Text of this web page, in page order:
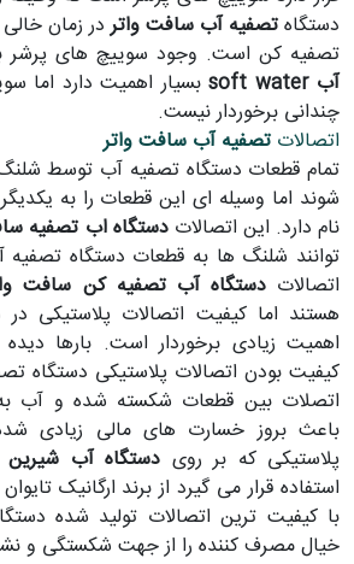
دستگاهتصفیه آب سافت واتردر زمان
تصفیه کن است. وجود سوییچ های پرشر
آب soft water
بسیار اهمیت دارد اما
چندانی برخوردار نیست.
اتصالات تصفیه آب سافت واتر
تمام قطعات دستگاه تصفیه آب توسط
شوند اما وسیله ای این قطعات را به
نام دارد. این اتصالاتدستگاه اب تصفیه
توانند شلنگ ها به قطعات دستگاه
اتصالاتدستگاه آب تصفیه کن سافت
هستند اما کیفیت اتصالات پلاستیکی
اهمیت زیادی برخوردار است. بارها
کیفیت بودن اتصالات پلاستیکی دستگاه
اتصلات بین قطعات شکسته شده و آب
باعث بروز خسارت های مالی زیادی
پلاستیکی که بر روی دستگاه آب
استفاده قرار می گیرد از برند ارگانیک
با کیفیت ترین اتصالات تولید شده
خیال مصرف کننده را از جهت شکستگی و